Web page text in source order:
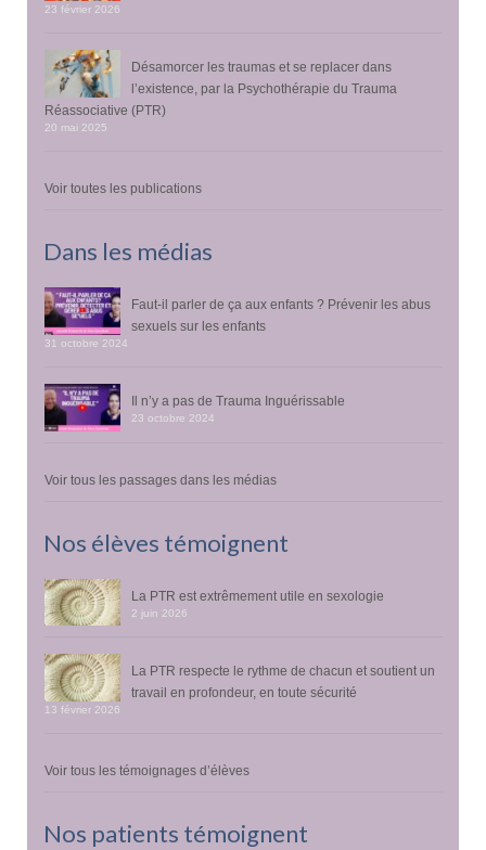
23 février 2026
Désamorcer les traumas et se replacer dans
l’existence, par la Psychothérapie du Trauma
Réassociative (PTR)
20 mai 2025
Voir toutes les publications
Dans les médias
Faut-il parler de ça aux enfants ? Prévenir les abus
sexuels sur les enfants
31 octobre 2024
Il n’y a pas de Trauma Inguérissable
23 octobre 2024
Voir tous les passages dans les médias
Nos élèves témoignent
La PTR est extrêmement utile en sexologie
2 juin 2026
La PTR respecte le rythme de chacun et soutient un
travail en profondeur, en toute sécurité
13 février 2026
Voir tous les témoignages d’élèves
Nos patients témoignent